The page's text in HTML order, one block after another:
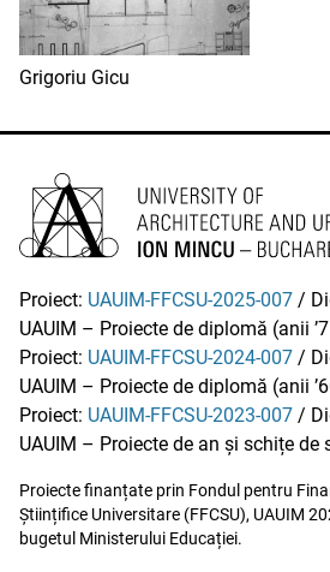
Grigoriu Gicu
Proiect: UAUIM-FFCSU-2025-007 /
UAUIM – Proiecte de diplomă (anii
Proiect: UAUIM-FFCSU-2024-007 /
UAUIM – Proiecte de diplomă (anii
Proiect: UAUIM-FFCSU-2023-007 /
UAUIM – Proiecte de an și schițe de
Proiecte finanțate prin Fondul pentru
Științifice Universitare (FFCSU), UAUIM
bugetul Ministerului Educației.